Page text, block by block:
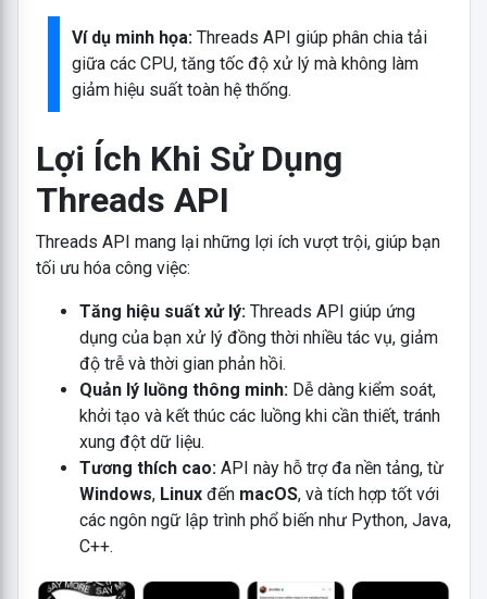
Ví dụ minh họa: Threads API giúp phân chia tải
giữa các CPU, tăng tốc độ xử lý mà không làm
giảm hiệu suất toàn hệ thống.
Lợi Ích Khi Sử Dụng
Threads API
Threads API mang lại những lợi ích vượt trội, giúp bạn
tối ưu hóa công việc:
Tăng hiệu suất xử lý:Threads API giúp ứng
dụng của bạn xử lý đồng thời nhiều tác vụ, giảm
độ trễ và thời gian phản hồi.
Quản lý luồng thông minh:Dễ dàng kiểm soát,
khởi tạo và kết thúc các luồng khi cần thiết, tránh
xung đột dữ liệu.
Tương thích cao:API này hỗ trợ đa nền tảng, từ
Windows, Linuxđến macOS, và tích hợp tốt với
các ngôn ngữ lập trình phổ biến như Python, Java,
C++.